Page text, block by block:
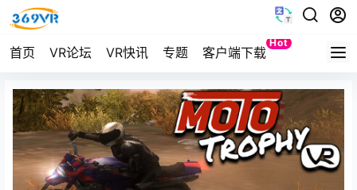
首页 VR论坛 VR快讯 专题 客户端下载
Hot
Quest